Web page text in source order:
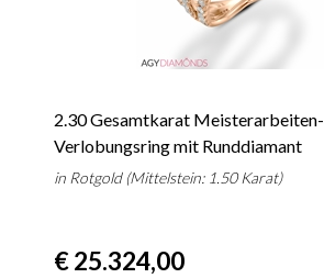
2.30 Gesamtkarat Meisterarbeiten-
Verlobungsring mit Runddiamant
in Rotgold (Mittelstein: 1.50 Karat)
€ 25.324,00